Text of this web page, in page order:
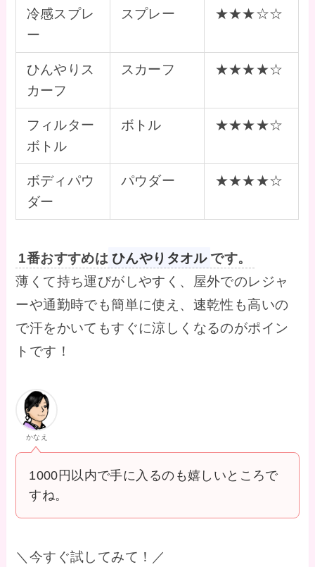
冷感スプレ
ー
スプレー ★★★☆☆
ひんやりス
カーフ
スカーフ ★★★★☆
フィルター
ボトル
ボトル ★★★★☆
ボディパウ
ダー
パウダー ★★★★☆
1番おすすめは ひんやりタオル です。
薄くて持ち運びがしやすく、屋外でのレジャ
ーや通勤時でも簡単に使え、速乾性も高いの
で汗をかいてもすぐに涼しくなるのがポイン
トです！
かなえ
1000円以内で手に入るのも嬉しいところで
すね。
＼今すぐ試してみて！／